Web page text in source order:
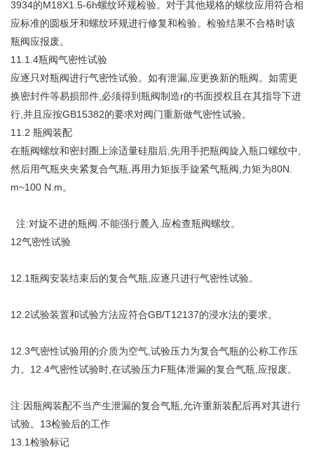
3934的M18X1.5-6h螺纹环规检验。对于其他规格的螺纹应用符合相
应标准的圆板牙和螺纹环规进行修复和检验。检验结果不合格时该
瓶阀应报废。
11.1.4瓶阀气密性试验
应逐只对瓶阀进行气密性试验。如有泄漏,应更换新的瓶阀。如需更
换密封件等易损部件,必须得到瓶阀制造r的书面授权且在其指导下进
行,并且应按GB15382的要求对阀门重新做气密性试验。
11.2 瓶阀装配
在瓶阀螺纹和密封圈上涂适量硅脂后,先用手把瓶阀旋入瓶口螺纹中,
然后用气瓶夹夹紧复合气瓶,再用力矩扳手旋紧气瓶阀,力矩为80N.
m~100 N.m。
注:对旋不进的瓶阀.不能强行麓入.应检查瓶阀螺纹。
12气密性试验
12.1瓶阀安装结束后的复合气瓶,应逐只进行气密性试验。
12.2试验装置和试验方法应符合GB/T12137的浸水法的要求。
12.3气密性试验用的介质为空气,试验压力为复合气瓶的公称工作压
力。12.4气密性试验时,在试验压力F瓶体泄漏的复合气瓶,应报废。
注:因瓶阀装配不当产生泄漏的复合气瓶,允许重新装配后再对其进行
试验。13检验后的工作
13.1检验标记